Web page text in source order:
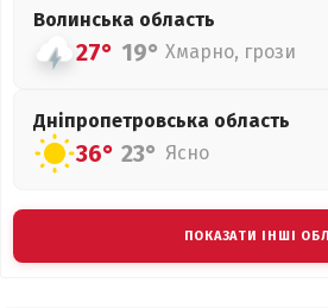
Волинська область
27° 19° Хмарно, грози
Дніпропетровська область
36° 23° Ясно
ПОКАЗАТИ ІНШІ